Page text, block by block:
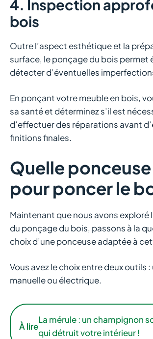
4. Inspection
bois
Outre l’aspect esthétique et la
surface, le ponçage du bois permet
détecter d’éventuelles
En ponçant votre meuble en bois,
sa santé et déterminez s’il est
d’effectuer des réparations avant
finitions finales.
Quelle
pour poncer le
Maintenant que nous avons exploré
du ponçage du bois, passons à la
choix d’une ponceuse adaptée à
Vous avez le choix entre deux outils
manuelle ou électrique.
À lire
La mérule : un champignon
qui détruit votre intérieur !